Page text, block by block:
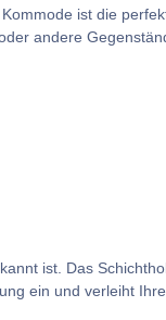
ist die
andere
ist. Das
ein und verleiht